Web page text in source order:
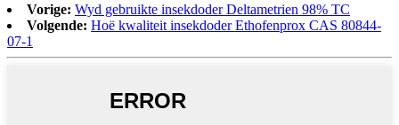
Vorige: Wyd gebruikte insekdoder Deltametrien 98% TC
Volgende: Hoë kwaliteit insekdoder Ethofenprox CAS 80844-
07-1